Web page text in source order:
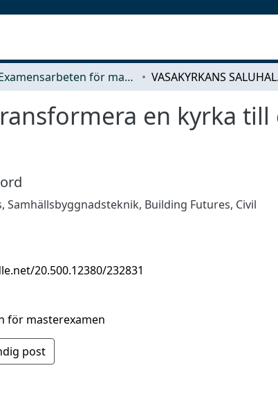
Examensarbeten för masterexamen
en kyrka
, Samhällsbyggnadsteknik, Building Futures, Civil
20.500.12380/232831
för masterexamen
post